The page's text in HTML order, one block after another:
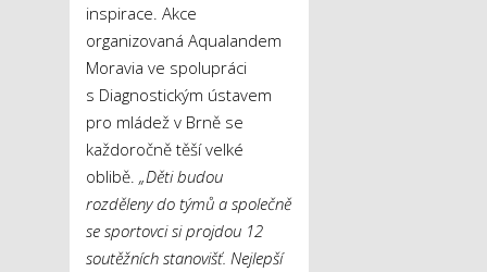
inspirace. Akce
organizovaná Aqualandem
Moravia ve spolupráci
s Diagnostickým ústavem
pro mládež v Brně se
každoročně těší velké
oblibě. „Děti budou
rozděleny do týmů a společně
se sportovci si projdou 12
soutěžních stanovišť. Nejlepší